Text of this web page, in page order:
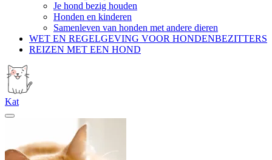
Je hond bezig houden
Honden en kinderen
Samenleven van honden met andere dieren
WET EN REGELGEVING VOOR HONDENBEZITTERS
REIZEN MET EEN HOND
Kat